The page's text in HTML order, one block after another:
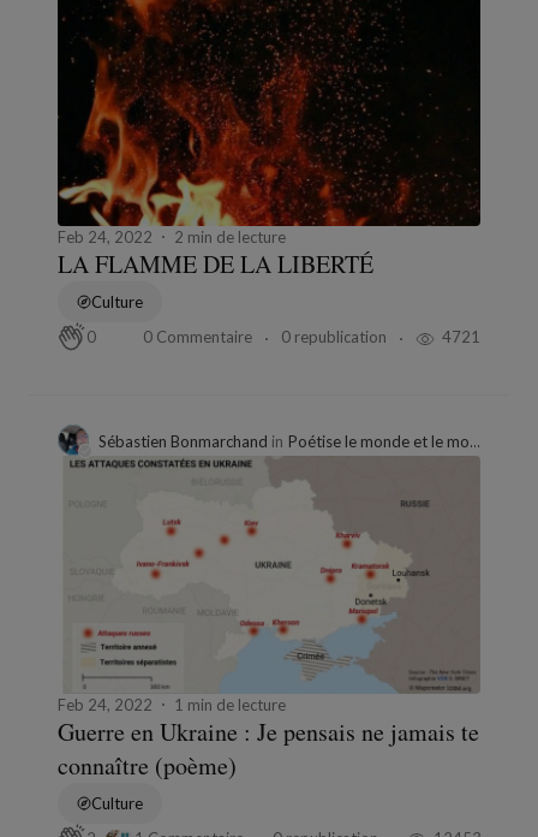
Feb 24, 2022 2 min de lecture
LA FLAMME DE LA LIBERTÉ
Culture
0
0 Commentaire 0 republication 4721
Sébastien Bonmarchand in Poétise le monde et le monde te poétisera
Feb 24, 2022 1 min de lecture
Guerre en Ukraine : Je pensais ne jamais te
connaître (poème)
Culture